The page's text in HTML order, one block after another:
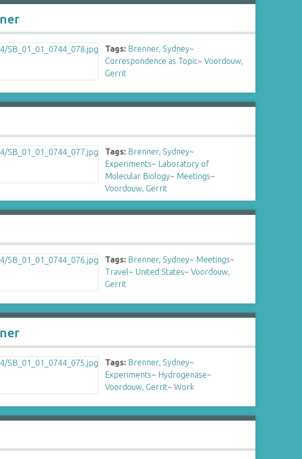
Tags: Brenner, Sydney~
Correspondence as Topic~Voordouw,
Gerrit
Tags: Brenner, Sydney~
Experiments~ Laboratory of
Molecular Biology~ Meetings~
Voordouw, Gerrit
Tags: Brenner, Sydney~ Meetings~
Travel~ United States~Voordouw,
Gerrit
Tags: Brenner, Sydney~
Experiments~ Hydrogenase~
Voordouw, Gerrit~Work